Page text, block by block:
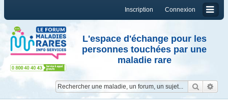
Connexion
Inscription
L'espace d'échange pour les
personnes touchées par une
maladie rare